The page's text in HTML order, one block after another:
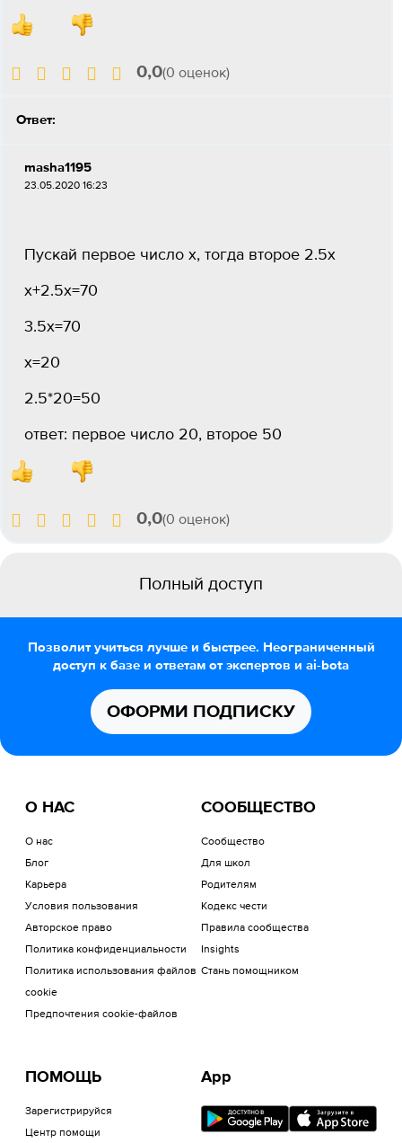
0,0(0 оценок)
Ответ:
masha1195
23.05.2020 16:23
Пускай первое число х, тогда второе 2.5х
х+2.5х=70
3.5х=70
х=20
2.5*20=50
ответ: первое число 20, второе 50
0,0(0 оценок)
Полный доступ
Позволит учиться лучше и быстрее. Неограниченный
доступ к базе и ответам от экспертов и ai-bota
ОФОРМИ ПОДПИСКУ
О НАС
О нас
Блог
Карьера
Условия пользования
Авторское право
Политика конфиденциальности
Политика использования файлов
cookie
Предпочтения cookie-файлов
СООБЩЕСТВО
Сообщество
Для школ
Родителям
Кодекс чести
Правила сообщества
Insights
Стань помощником
ПОМОЩЬ
Зарегистрируйся
Центр помощи
App